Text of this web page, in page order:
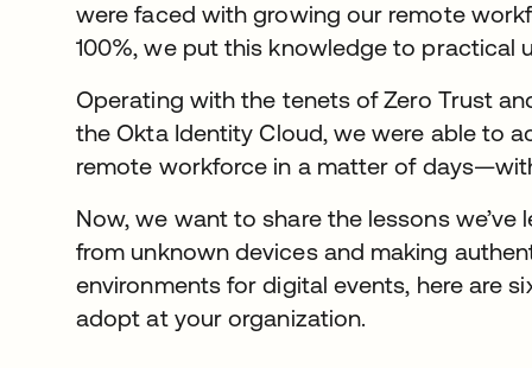
were faced with growing our remote
100%, we put this knowledge to practical
Operating with the tenets of Zero Trust
the Okta Identity Cloud, we were able to
remote workforce in a matter of
Now, we want to share the lessons
from unknown devices and making
environments for digital events, here are
adopt at your organization.